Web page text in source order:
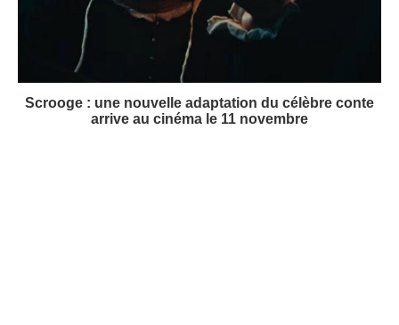
Scrooge : une nouvelle adaptation du célèbre conte
arrive au cinéma le 11 novembre